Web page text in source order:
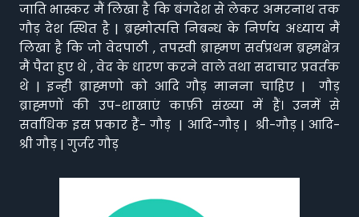
जाति भास्कर मैं लिखा है कि बंगदेश से लेकर अमरनाथ तक
गौड़ देश स्थित है | ब्रह्मोत्पत्ति निबन्ध के निर्णय अध्याय मैं
लिखा है कि जो वेदपाठी , तपस्वी ब्राह्मण सर्वप्रथम ब्रह्मक्षेत्र
मैं पैदा हुए थे , वेद के धारण करने वाले तथा सदाचार प्रवर्तक
थे | इन्ही ब्राह्मणो को आदि गौड़ मानना चाहिए | गौड़
ब्राह्मणों की उप-शाखाएं काफ़ी संख्या में हैं। उनमें से
सर्वाधिक इस प्रकार हैं- गौड़ | आदि-गौड़ | श्री-गौड़ | आदि-
श्री गौड़ | गुर्जर गौड़